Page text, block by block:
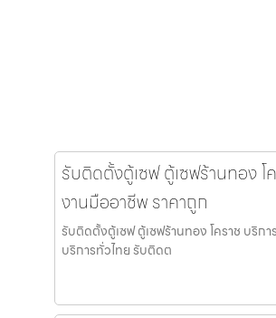
รับติดตั้งตู้เซฟ ตู้เซฟร้านทอง
งานมืออาชีพ ราคาถูก
รับติดตั้งตู้เซฟ ตู้เซฟร้านทอง โคราช บริ
บริการทั่วไทย รับติดต